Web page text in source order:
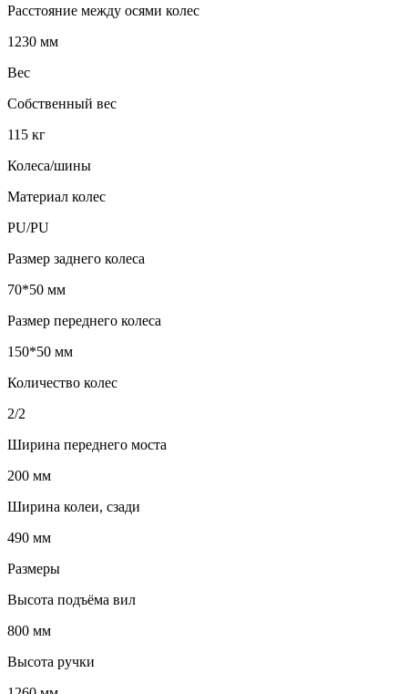
Расстояние между осями колес
1230 мм
Вес
Собственный вес
115 кг
Колеса/шины
Материал колес
PU/PU
Размер заднего колеса
70*50 мм
Размер переднего колеса
150*50 мм
Количество колес
2/2
Ширина переднего моста
200 мм
Ширина колеи, сзади
490 мм
Размеры
Высота подъёма вил
800 мм
Высота ручки